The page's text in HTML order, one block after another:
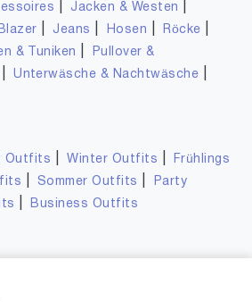
Jacken & Westen
Jeans Hosen Röcke
& Tuniken
Pullover &
|Unterwäsche & Nachtwäsche
Outfits |Winter Outfits
Frühlings
Sommer Outfits
Party
Business Outfits